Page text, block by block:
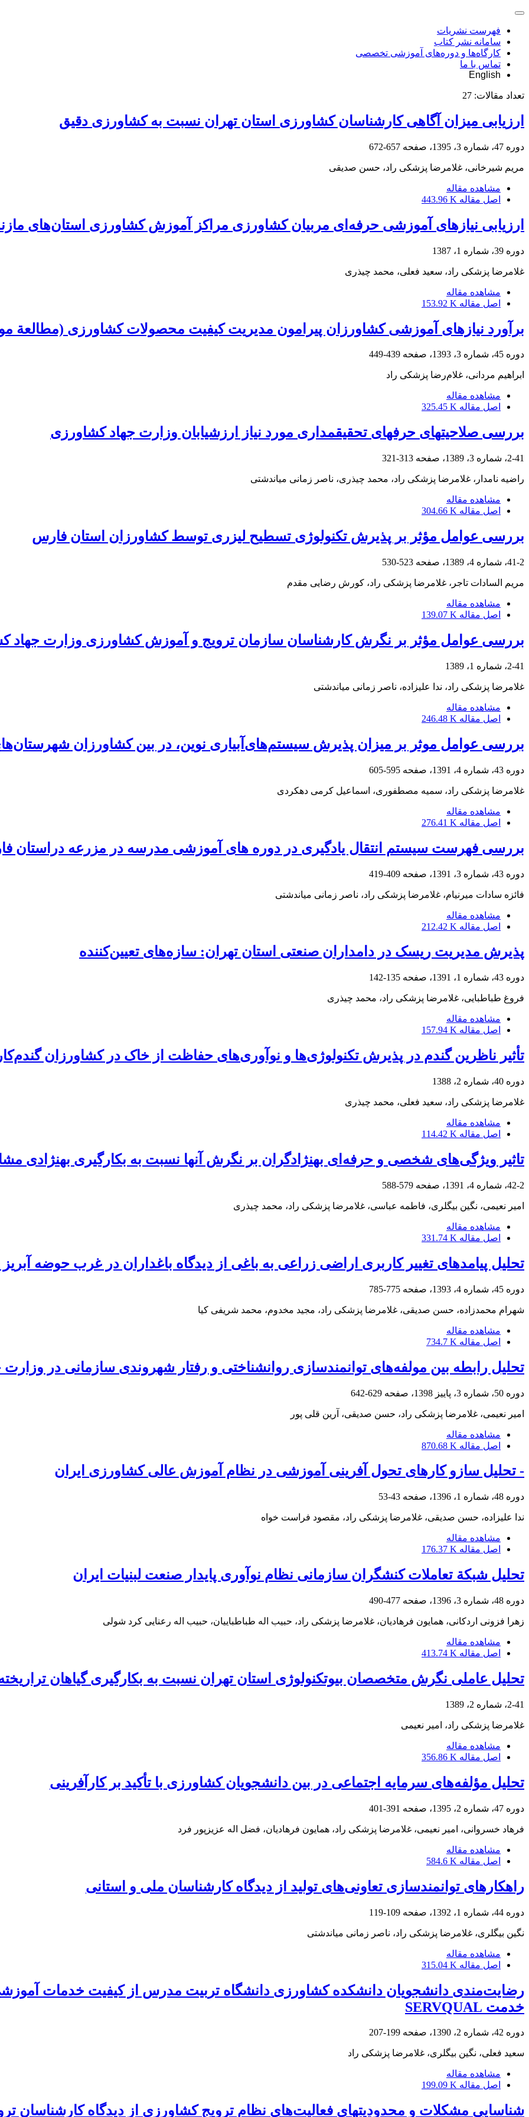
فهرست نشریات
سامانه نشر کتاب
کارگاه‌ها و دوره‌های آموزشی تخصصی
تماس با ما
English
تعداد مقالات: 27
ارزیابی میزان آگاهی کارشناسان کشاورزی استان تهران نسبت به کشاورزی دقیق
دوره 47، شماره 3، 1395، صفحه 657-672
مریم شیرخانی، غلامرضا پزشکی راد، حسن صدیقی
مشاهده مقاله
اصل مقاله 443.96 K
ارزیابی نیازهای آموزشی حرفه‌ای مربیان کشاورزی مراکز آموزش کشاورزی استان‌های
دوره 39، شماره 1، 1387
غلامرضا پزشکی راد، سعید فعلی، محمد چیذری
مشاهده مقاله
اصل مقاله 153.92 K
برآورد نیازهای آموزشی کشاورزان پیرامون مدیریت کیفیت محصولات کشاورزی (مطالعة
دوره 45، شماره 3، 1393، صفحه 439-449
ابراهیم مردانی، غلام‌رضا پزشکی راد
مشاهده مقاله
اصل مقاله 325.45 K
بررسی صلاحیت‎های حرفه‎ای تحقیق‎مداری مورد نیاز ارزشیابان وزارت جهاد کشاورزی
2-41، شماره 3، 1389، صفحه 313-321
راضیه نامدار، غلامرضا پزشکی راد، محمد چیذری، ناصر زمانی میاندشتی
مشاهده مقاله
اصل مقاله 304.66 K
بررسی عوامل مؤثر بر پذیرش تکنولوژی تسطیح لیزری توسط کشاورزان استان فارس
41-2، شماره 4، 1389، صفحه 523-530
مریم السادات تاجر، غلامرضا پزشکی راد، کورش رضایی مقدم
مشاهده مقاله
اصل مقاله 139.07 K
بررسی عوامل مؤثر بر نگرش کارشناسان سازمان ترویج و آموزش کشاورزی وزارت جهاد
2-41، شماره 1، 1389
غلامرضا پزشکی راد، ندا علیزاده، ناصر زمانی میاندشتی
مشاهده مقاله
اصل مقاله 246.48 K
بررسی عوامل موثر بر میزان پذیرش سیستم‌های‌آبیاری نوین، در بین کشاورزان
دوره 43، شماره 4، 1391، صفحه 595-605
غلامرضا پزشکی راد، سمیه مصطفوری، اسماعیل کرمی دهکردی
مشاهده مقاله
اصل مقاله 276.41 K
بررسی فهرست سیستم انتقال یادگیری در دوره های آموزشی مدرسه در مزرعه دراستان
دوره 43، شماره 3، 1391، صفحه 409-419
فائزه سادات میرنیام، غلامرضا پزشکی راد، ناصر زمانی میاندشتی
مشاهده مقاله
اصل مقاله 212.42 K
پذیرش مدیریت ریسک در دامداران صنعتی استان تهران: سازه‌های تعیین‌کننده
دوره 43، شماره 1، 1391، صفحه 135-142
فروغ طباطبایی، غلامرضا پزشکی راد، محمد چیذری
مشاهده مقاله
اصل مقاله 157.94 K
تأثیر ناظرین گندم در پذیرش تکنولوژی‌ها و نوآوری‌های حفاظت از خاک در کشاورزان
دوره 40، شماره 2، 1388
غلامرضا پزشکی راد، سعید فعلی، محمد چیذری
مشاهده مقاله
اصل مقاله 114.42 K
تاثیر ویژگی‌های شخصی و حرفه‌ای بهنژادگران بر نگرش آنها نسبت به بکارگیری بهنژادی
42-2، شماره 4، 1391، صفحه 579-588
امیر نعیمی، نگین بیگلری، فاطمه عباسی، غلامرضا پزشکی راد، محمد چیذری
مشاهده مقاله
اصل مقاله 331.74 K
تحلیل پیامدهای تغییر کاربری اراضی زراعی به باغی از دیدگاه باغداران در غرب حوضه آبریز
دوره 45، شماره 4، 1393، صفحه 775-785
شهرام محمدزاده، حسن صدیقی، غلامرضا پزشکی راد، مجید مخدوم، محمد شریفی کیا
مشاهده مقاله
اصل مقاله 734.7 K
تحلیل رابطه بین مولفه‌های توانمندسازی روانشناختی و رفتار شهروندی سازمانی در
دوره 50، شماره 3، پاییز 1398، صفحه 629-642
امیر نعیمی، غلامرضا پزشکی راد، حسن صدیقی، آرین قلی پور
مشاهده مقاله
اصل مقاله 870.68 K
- تحلیل سازو کارهای تحول آفرینی آموزشی در نظام آموزش عالی کشاورزی ایران
دوره 48، شماره 1، 1396، صفحه 43-53
ندا علیزاده، حسن صدیقی، غلامرضا پزشکی راد، مقصود فراست خواه
مشاهده مقاله
اصل مقاله 176.37 K
تحلیل شبکة تعاملات کنشگران سازمانی نظام نوآوری پایدار صنعت لبنیات ایران
دوره 48، شماره 3، 1396، صفحه 477-490
زهرا فزونی اردکانی، همایون فرهادیان، غلامرضا پزشکی راد، حبیب اله طباطباییان، حبیب اله رعنایی کرد شولی
مشاهده مقاله
اصل مقاله 413.74 K
تحلیل عاملی نگرش متخصصان بیوتکنولوژی استان تهران نسبت به بکارگیری گیاهان
2-41، شماره 2، 1389
غلامرضا پزشکی راد، امیر نعیمی
مشاهده مقاله
اصل مقاله 356.86 K
تحلیل مؤلفه‌‌های سرمایه اجتماعی در بین دانشجویان کشاورزی با تأکید بر کارآفرینی
دوره 47، شماره 2، 1395، صفحه 391-401
فرهاد خسروانی، امیر نعیمی، غلامرضا پزشکی راد، همایون فرهادیان، فضل اله عزیزپور فرد
مشاهده مقاله
اصل مقاله 584.6 K
راهکارهای توانمندسازی تعاونی‌‌‌‌های تولید از دیدگاه کارشناسان ملی و استانی
دوره 44، شماره 1، 1392، صفحه 109-119
نگین بیگلری، غلامرضا پزشکی راد، ناصر زمانی میاندشتی
مشاهده مقاله
اصل مقاله 315.04 K
رضایت‌مندی دانشجویان دانشکده کشاورزی دانشگاه تربیت مدرس از کیفیت خدمات آموزشی
خدمت SERVQUAL
دوره 42، شماره 2، 1390، صفحه 199-207
سعید فعلی، نگین بیگلری، غلامرضا پزشکی راد
مشاهده مقاله
اصل مقاله 199.09 K
شناسایی مشکلات و محدودیت‏های فعالیت‌های نظام ترویج کشاورزی از دیدگاه کارشناسان